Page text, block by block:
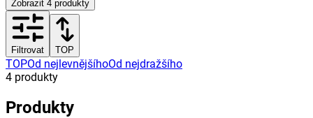
Zobrazit 4 produkty
Filtrovat TOP
TOPOd nejlevnějšíhoOd nejdražšího
4 produkty
Produkty